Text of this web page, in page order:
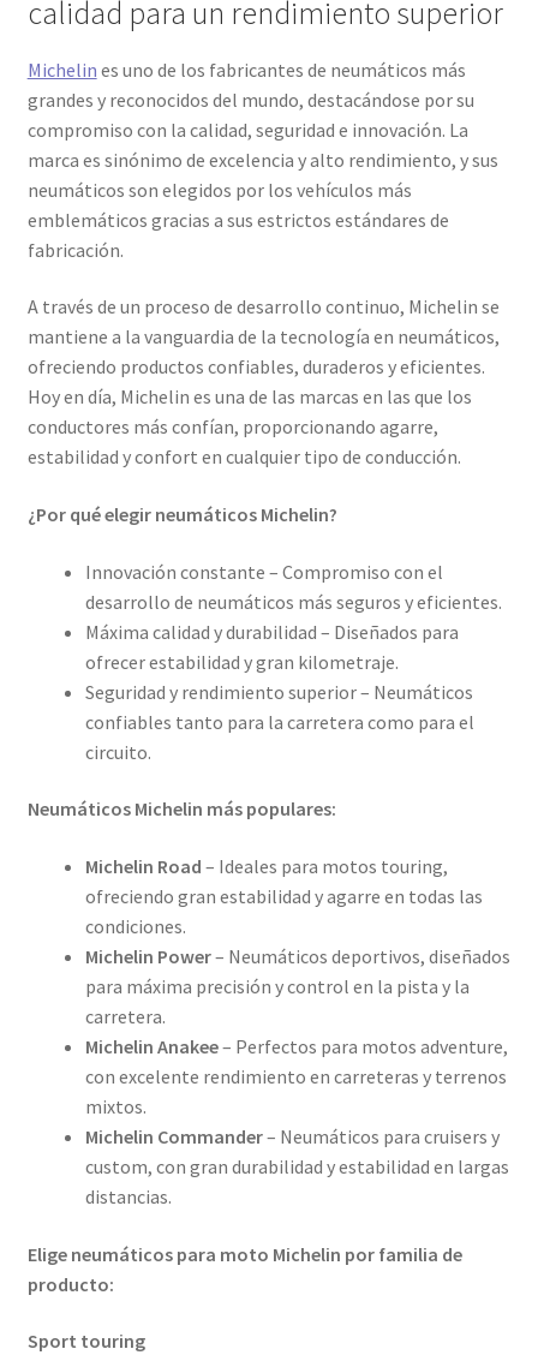
CST
Dunlop
Heidenau
Maxxis
Metzeler
Michelin
Shinko
Pruebas
Contacto
calidad para un rendimiento superior
Michelin es uno de los fabricantes de neumáticos más
grandes y reconocidos del mundo, destacándose por su
compromiso con la calidad, seguridad e innovación. La
marca es sinónimo de excelencia y alto rendimiento, y sus
neumáticos son elegidos por los vehículos más
emblemáticos gracias a sus estrictos estándares de
fabricación.
A través de un proceso de desarrollo continuo, Michelin se
mantiene a la vanguardia de la tecnología en neumáticos,
ofreciendo productos confiables, duraderos y eficientes.
Hoy en día, Michelin es una de las marcas en las que los
conductores más confían, proporcionando agarre,
estabilidad y confort en cualquier tipo de conducción.
¿Por qué elegir neumáticos Michelin?
Innovación constante – Compromiso con el
desarrollo de neumáticos más seguros y eficientes.
Máxima calidad y durabilidad – Diseñados para
ofrecer estabilidad y gran kilometraje.
Seguridad y rendimiento superior – Neumáticos
confiables tanto para la carretera como para el
circuito.
Neumáticos Michelin más populares:
Michelin Road – Ideales para motos touring,
ofreciendo gran estabilidad y agarre en todas las
condiciones.
Michelin Power– Neumáticos deportivos, diseñados
para máxima precisión y control en la pista y la
carretera.
Michelin Anakee– Perfectos para motos adventure,
con excelente rendimiento en carreteras y terrenos
mixtos.
Michelin Commander– Neumáticos para cruisers y
custom, con gran durabilidad y estabilidad en largas
distancias.
Elige neumáticos para moto Michelin por familia de
producto:
Sport touring